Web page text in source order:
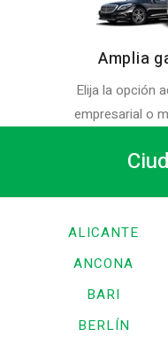
Amplia
Elija la opción
empresarial o
ALICANTE
ANCONA
BARI
BERLÍN